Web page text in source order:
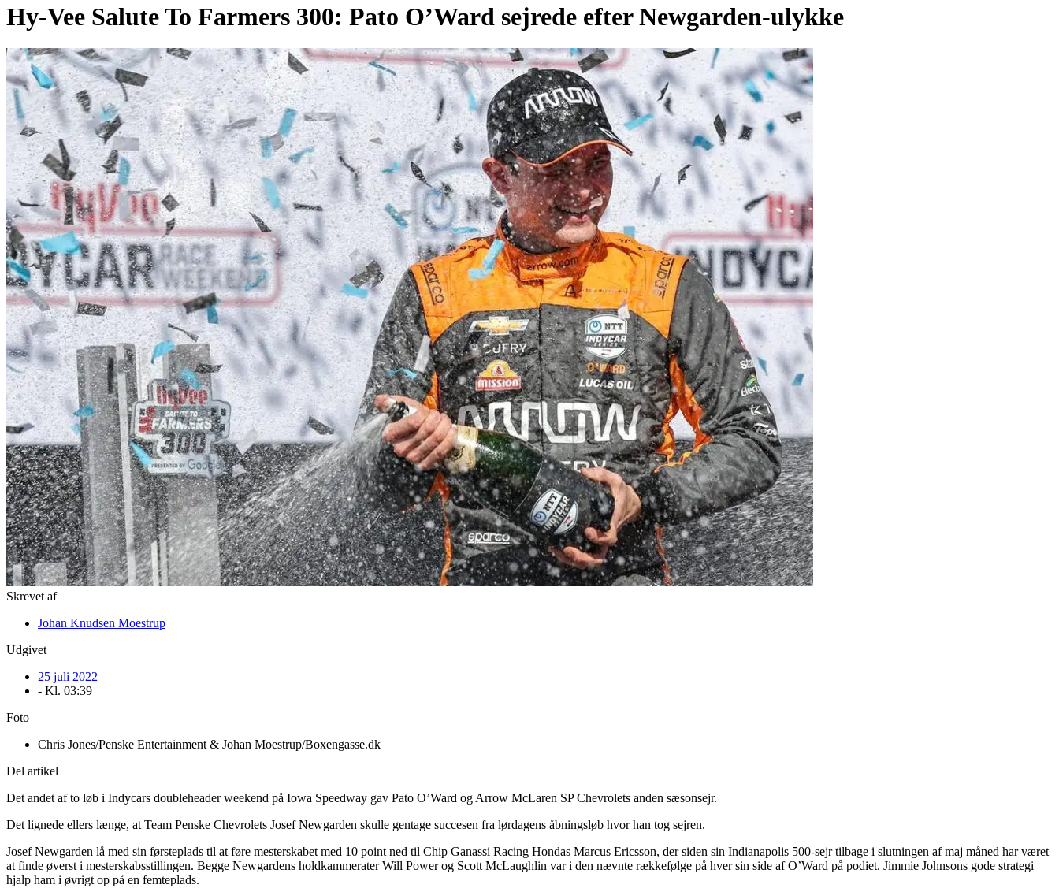
Hy-Vee Salute To Farmers 300: Pato O’Ward sejrede efter Newgarden-ulykke
Skrevet af
Johan Knudsen Moestrup
Udgivet
25 juli 2022
- Kl. 03:39
Foto
Chris Jones/Penske Entertainment & Johan Moestrup/Boxengasse.dk
Del artikel
Det andet af to løb i Indycars doubleheader weekend på Iowa Speedway gav Pato O’Ward og Arrow McLaren SP Chevrolets anden sæsonsejr.
Det lignede ellers længe, at Team Penske Chevrolets Josef Newgarden skulle gentage succesen fra lørdagens åbningsløb hvor han tog sejren.
Josef Newgarden lå med sin førsteplads til at føre mesterskabet med 10 point ned til Chip Ganassi Racing Hondas Marcus Ericsson, der siden sin Indianapolis 500-sejr tilbage i slutningen af maj måned har været
at finde øverst i mesterskabsstillingen. Begge Newgardens holdkammerater Will Power og Scott McLaughlin var i den nævnte rækkefølge på hver sin side af O’Ward på podiet. Jimmie Johnsons gode strategi
hjalp ham i øvrigt op på en femteplads.